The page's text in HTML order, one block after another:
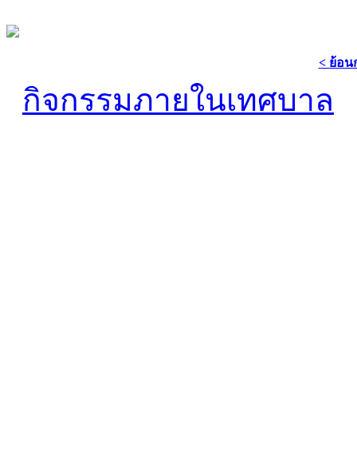
< ย้อน
กิจกรรมภายในเทศบาล